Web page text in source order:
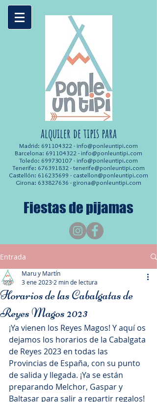
alquiler de tipis para
Madrid: 691104322 -info@ponleuntipi.com
Barcelona: 691104322 -info@ponleuntipi.com
Toledo: 699730107-info@ponleuntipi.com
Tenerife: 676391832 -tenerife@ponleuntipi.com
Castellón: 616235699 - castellon@ponleuntipi.com
Girona: 633827636 -girona@ponleuntipi.com
Fiestas de pijamas
Entrada
Horarios de las Cabalgatas de
Reyes Magos 2023
Maru y Martín
3 ene 2023 2 min de lectura
¡Ya vienen los Reyes Magos! Y aquí os
dejamos los horarios de la Cabalgata
de Reyes 2023 en todas las
Provincias de España, con su punto
de salida y llegada. ¡Ya se están
preparando Melchor, Gaspar y
Baltasar para salir a repartir regalos!